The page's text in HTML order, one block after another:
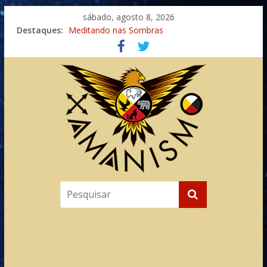
sábado, agosto 8, 2026
Destaques: Meditando nas Sombras
Autosuficiência: A Jornada do Espírito Ancestral
Xamanismo Universal
Totens – Caminho Espiritual – Crescimento
Imaginação na Cura